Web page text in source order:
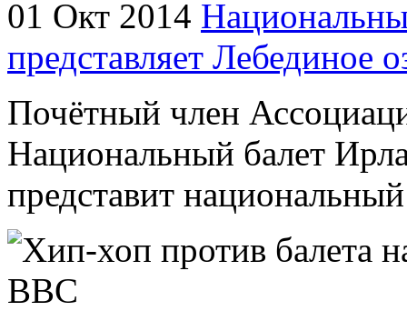
01 Окт 2014
представляет Лебединое
Почётный член
Национальный балет
представит